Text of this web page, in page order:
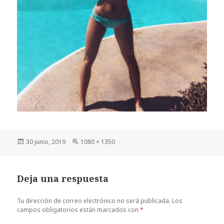
Publicado
30 junio, 2019
Tamaño
1080 × 1350
Deja una respuesta
Tu dirección de correo electrónico no será publicada. Los
campos obligatorios están marcados con*